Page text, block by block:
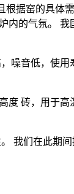
根据窑的具体
内的气氛。
噪音低，使
砖，用于高
我们在此期